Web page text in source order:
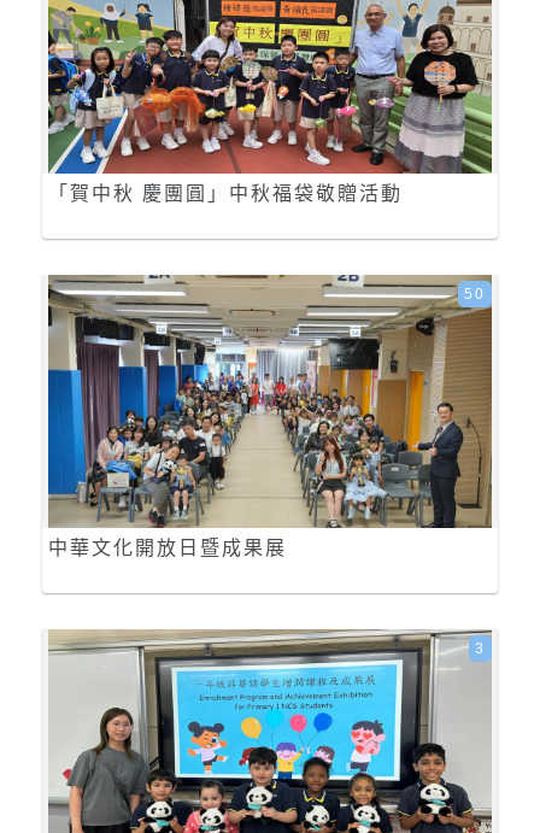
「賀中秋 慶團圓」中秋福袋敬贈活動
中華文化開放日暨成果展
50
3